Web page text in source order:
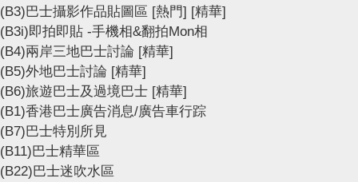
(B3)巴士攝影作品貼圖區 [熱門] [精華]
(B3i)即拍即貼 -手機相&翻拍Mon相
(B4)兩岸三地巴士討論 [精華]
(B5)外地巴士討論 [精華]
(B6)旅遊巴士及過境巴士 [精華]
(B1)香港巴士廣告消息/廣告車行踪
(B7)巴士特別所見
(B11)巴士精華區
(B22)巴士迷吹水區